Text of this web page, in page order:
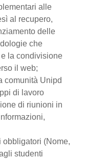
alle
al recupero,
delle
che
la condivisione
il web;
comunità Unipd
di lavoro
di riunioni in
obbligatori (Nome,
studenti